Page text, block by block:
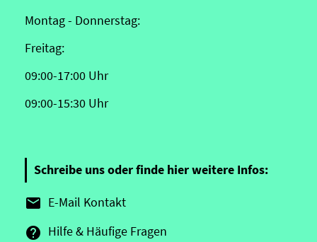
Montag - Donnerstag:
Freitag:
09:00-17:00 Uhr
09:00-15:30 Uhr
Schreibe uns oder finde hier weitere Infos:
 E-Mail Kontakt
 Hilfe & Häufige Fragen